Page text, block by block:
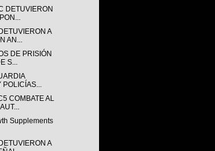
DETUVIERON
A
AN...
DE PRISIÓN
S...
POLICÍAS...
COMBATE AL
Supplements
A